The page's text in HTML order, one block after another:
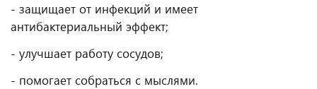
- защищает от инфекций и имеет
антибактериальный эффект;
- улучшает работу сосудов;
- помогает собраться с мыслями.